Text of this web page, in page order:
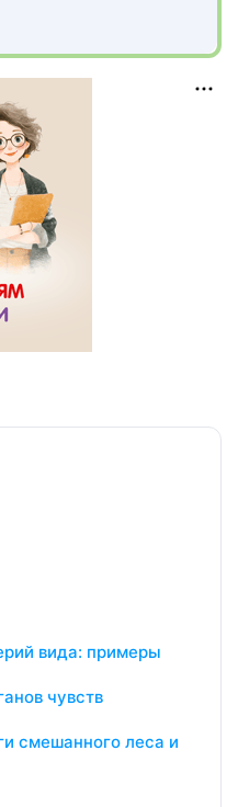
вида: примеры
чувств
смешанного леса и